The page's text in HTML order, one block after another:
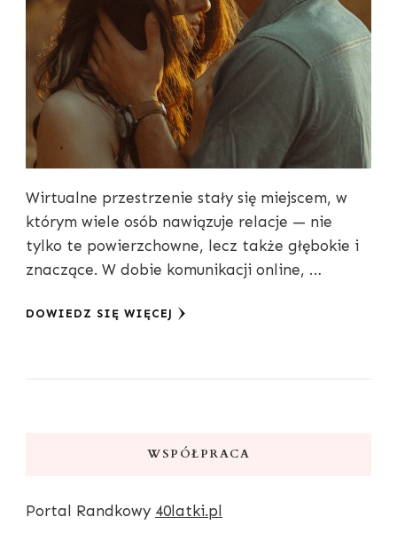
Wirtualne przestrzenie stały się miejscem, w
którym wiele osób nawiązuje relacje — nie
tylko te powierzchowne, lecz także głębokie i
znaczące. W dobie komunikacji online, …
DOWIEDZ SIĘ WIĘCEJ
WSPÓŁPRACA
Portal Randkowy 40latki.pl